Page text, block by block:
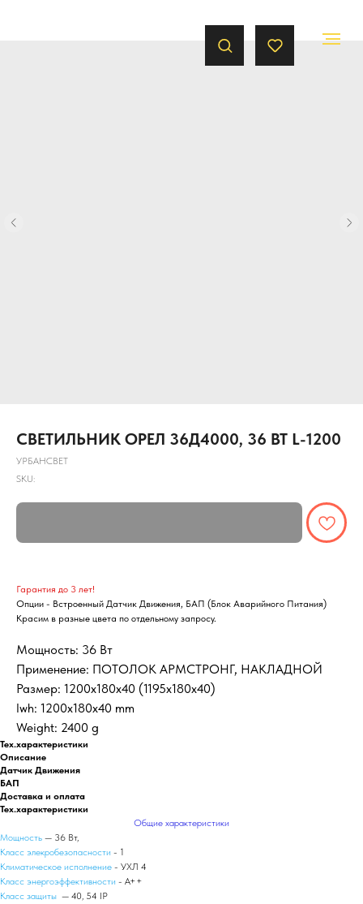
СВЕТИЛЬНИК ОРЕЛ 36Д4000, 36 ВТ L-1200
УРБАНСВЕТ
SKU:
Гарантия до 3 лет!
Опции - Встроенный Датчик Движения, БАП (Блок Аварийного Питания)
Красим в разные цвета по отдельному запросу.
Мощность: 36 Вт
Применение: ПОТОЛОК АРМСТРОНГ, НАКЛАДНОЙ
Размер: 1200х180х40 (1195х180х40)
lwh: 1200x180x40 mm
Weight: 2400 g
Тех.характеристики
Описание
Датчик Движения
БАП
Доставка и оплата
Тех.характеристики
Общие характеристики
Мощность — 36 Вт,
Класс элекробезопасности - 1
Климатическое исполнение - УХЛ 4
Класс энергоэффективности - А++
Класс защиты — 40, 54 IP